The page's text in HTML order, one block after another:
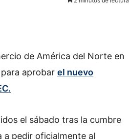
de América del Norte en
aprobar el nuevo
el sábado tras la cumbre
a pedir oficialmente al